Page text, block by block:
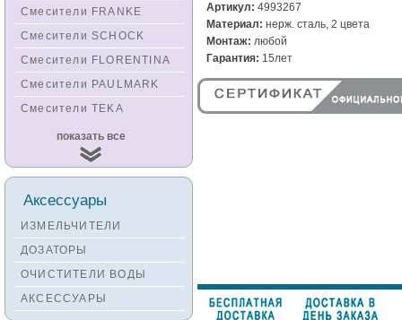
Артикул: 4993267
Материал: нерж. сталь, 2 цвета
Монтаж: любой
Гарантия: 15лет
Смесители FRANKE
Смесители SCHOCK
Смесители FLORENTINA
Смесители PAULMARK
Смесители TEKA
Смесители
KUCHENSTERN
Смесители ZORG
Смесители KANTERA
Смесители SEAMAN
Смесители
Zigmund&Shtain
Смесители OULIN
показать все
Аксессуары
ИЗМЕЛЬЧИТЕЛИ
ДОЗАТОРЫ
ОЧИСТИТЕЛИ ВОДЫ
АКСЕССУАРЫ